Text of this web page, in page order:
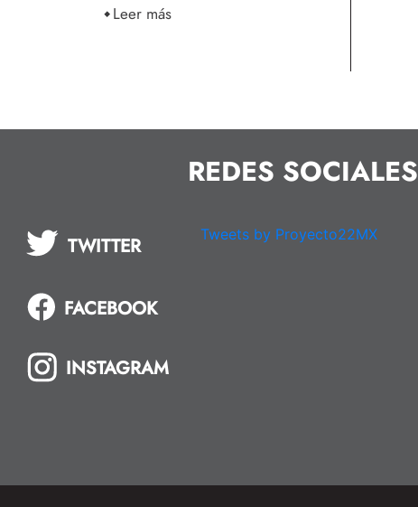
Leer más
REDES SOCIALES
TWITTER
FACEBOOK
INSTAGRAM
Tweets by Proyecto22MX